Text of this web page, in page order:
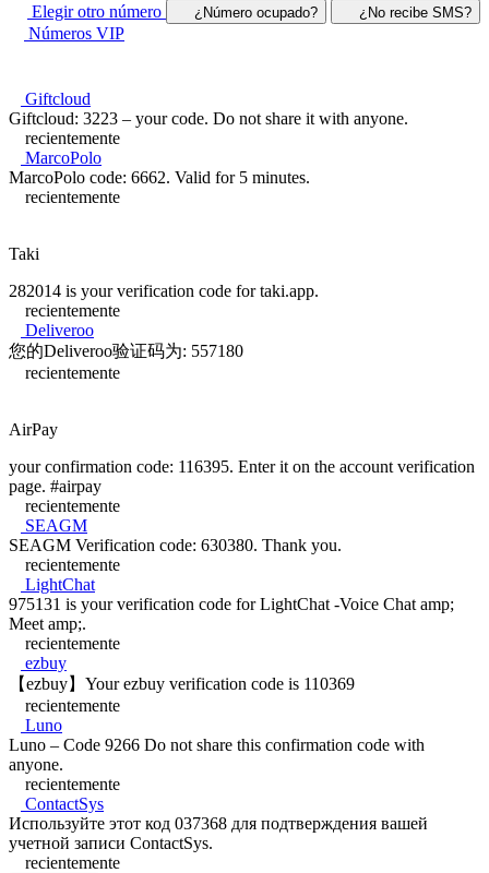
Elegir otro número
¿Número ocupado? ¿No recibe SMS?
Números VIP
Giftcloud
Giftcloud: 3223 – your code. Do not share it with anyone.
recientemente
MarcoPolo
MarcoPolo code: 6662. Valid for 5 minutes.
recientemente
Taki
282014 is your verification code for taki.app.
recientemente
Deliveroo
您的Deliveroo验证码为: 557180
recientemente
AirPay
your confirmation code: 116395. Enter it on the account verification
page. #airpay
recientemente
SEAGM
SEAGM Verification code: 630380. Thank you.
recientemente
LightChat
975131 is your verification code for LightChat -Voice Chat amp;
Meet amp;.
recientemente
ezbuy
【ezbuy】Your ezbuy verification code is 110369
recientemente
Luno
Luno – Code 9266 Do not share this confirmation code with
anyone.
recientemente
ContactSys
Используйте этот код 037368 для подтверждения вашей
учетной записи ContactSys.
recientemente